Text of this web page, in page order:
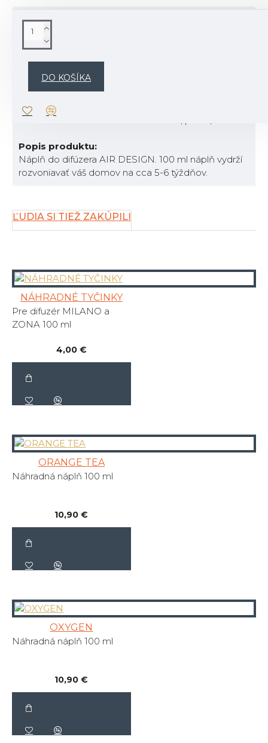
DO KOŠÍKA
levandule.
ZÁKLAD: levanduľa, grep, bergamot, sicílsky citrón
SRDCE: červené ovocie, koriander, myrtle, jazmín
TOP: drevo Guaiaco Santal Misor Cor, pačuli, vanilka
Popis produktu:
Náplň do difúzera AIR DESIGN. 100 ml náplň vydrží
rozvoniavať váš domov na cca 5-6 týždňov.
ĽUDIA SI TIEŽ ZAKÚPILI
NÁHRADNÉ TYČINKY
Pre difuzér MILANO a
ZONA 100 ml
4,00 €
ORANGE TEA
Náhradná náplň 100 ml
10,90 €
OXYGEN
Náhradná náplň 100 ml
10,90 €